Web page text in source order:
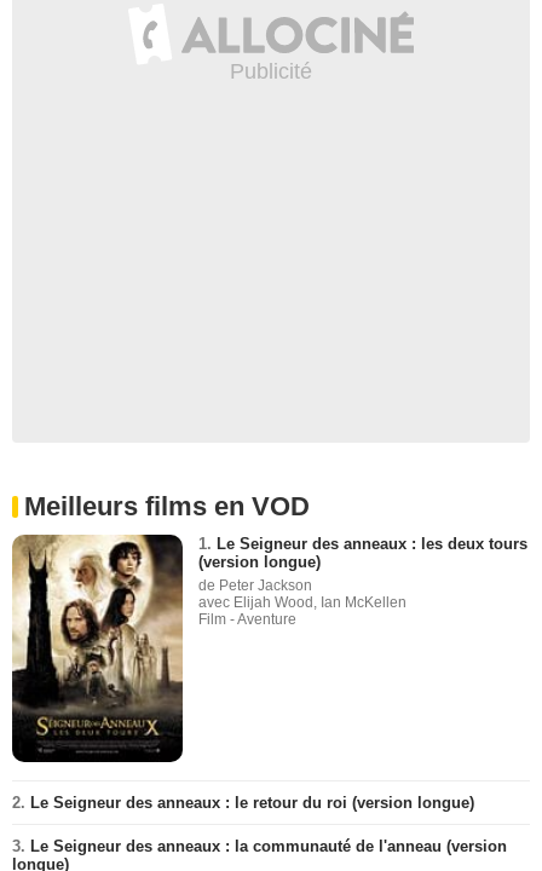
Meilleurs films en VOD
1. Le Seigneur des anneaux : les deux tours
(version longue)
de Peter Jackson
avec Elijah Wood, Ian McKellen
Film - Aventure
2. Le Seigneur des anneaux : le retour du roi (version longue)
3. Le Seigneur des anneaux : la communauté de l'anneau (version
longue)